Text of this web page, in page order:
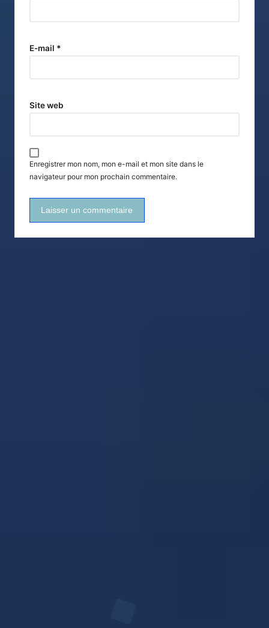
E-mail *
Site web
Enregistrer mon nom, mon e-mail et mon site dans le
navigateur pour mon prochain commentaire.